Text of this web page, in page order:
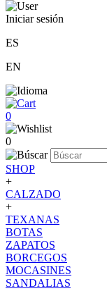
Iniciar sesión
ES
EN
0
0
SHOP
+
CALZADO
+
TEXANAS
BOTAS
ZAPATOS
BORCEGOS
MOCASINES
SANDALIAS